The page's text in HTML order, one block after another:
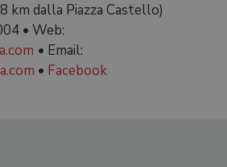
km dalla Piazza Castello)
• Web:
• Email:
• Facebook